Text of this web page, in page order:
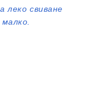
леко свиване